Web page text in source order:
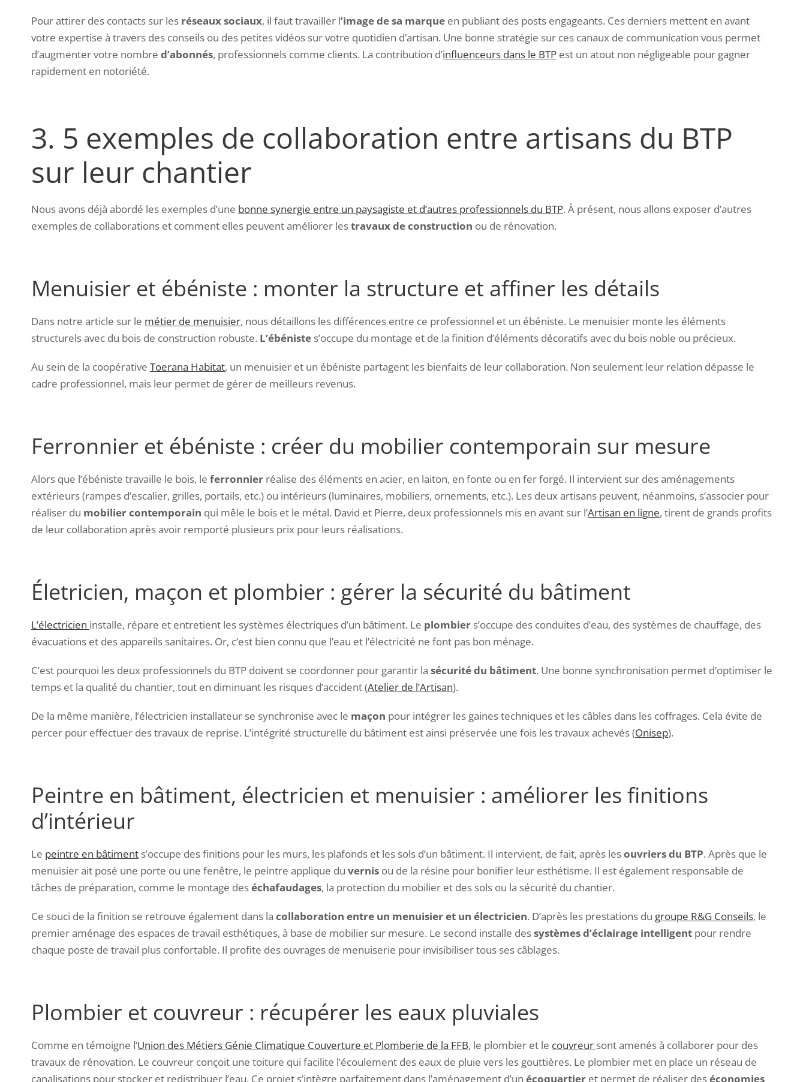
Pour attirer des contacts sur les réseaux sociaux, il faut travailler l’image de sa marque en publiant des posts engageants. Ces derniers mettent en avant
votre expertise à travers des conseils ou des petites vidéos sur votre quotidien d’artisan. Une bonne stratégie sur ces canaux de communication vous permet
d’augmenter votre nombre d’abonnés, professionnels comme clients. La contribution d’influenceurs dans le BTP est un atout non négligeable pour gagner
rapidement en notoriété.
3. 5 exemples de collaboration entre artisans du BTP
sur leur chantier
Nous avons déjà abordé les exemples d’une bonne synergie entre un paysagiste et d’autres professionnels du BTP. À présent, nous allons exposer d’autres
exemples de collaborations et comment elles peuvent améliorer lestravaux de construction ou de rénovation.
Menuisier et ébéniste : monter la structure et affiner les détails
Dans notre article sur le métier de menuisier, nous détaillons les différences entre ce professionnel et un ébéniste. Le menuisier monte les éléments
structurels avec du bois de construction robuste. L’ébéniste s’occupe du montage et de la finition d’éléments décoratifs avec du bois noble ou précieux.
Au sein de la coopérative Toerana Habitat, un menuisier et un ébéniste partagent les bienfaits de leur collaboration. Non seulement leur relation dépasse le
cadre professionnel, mais leur permet de gérer de meilleurs revenus.
Ferronnier et ébéniste : créer du mobilier contemporain sur mesure
Alors que l’ébéniste travaille le bois, le ferronnier réalise des éléments en acier, en laiton, en fonte ou en fer forgé. Il intervient sur des aménagements
extérieurs (rampes d’escalier, grilles, portails, etc.) ou intérieurs (luminaires, mobiliers, ornements, etc.). Les deux artisans peuvent, néanmoins, s’associer pour
réaliser du mobilier contemporain qui mêle le bois et le métal. David et Pierre, deux professionnels mis en avant sur l’Artisan en ligne, tirent de grands profits
de leur collaboration après avoir remporté plusieurs prix pour leurs réalisations.
Életricien, maçon et plombier : gérer la sécurité du bâtiment
L’électricien installe, répare et entretient les systèmes électriques d’un bâtiment. Le plombier s’occupe des conduites d’eau, des systèmes de chauffage, des
évacuations et des appareils sanitaires. Or, c’est bien connu que l’eau et l’électricité ne font pas bon ménage.
C’est pourquoi les deux professionnels du BTP doivent se coordonner pour garantir la sécurité du bâtiment. Une bonne synchronisation permet d’optimiser le
temps et la qualité du chantier, tout en diminuant les risques d’accident (Atelier de l’Artisan).
De la même manière, l’électricien installateur se synchronise avec le maçon pour intégrer les gaines techniques et les câbles dans les coffrages. Cela évite de
percer pour effectuer des travaux de reprise. L’intégrité structurelle du bâtiment est ainsi préservée une fois les travaux achevés (Onisep).
Peintre en bâtiment, électricien et menuisier : améliorer les finitions
d’intérieur
Le peintre en bâtiment s’occupe des finitions pour les murs, les plafonds et les sols d’un bâtiment. Il intervient, de fait, après lesouvriers du BTP. Après que le
menuisier ait posé une porte ou une fenêtre, le peintre applique du vernis ou de la résine pour bonifier leur esthétisme. Il est également responsable de
tâches de préparation, comme le montage deséchafaudages, la protection du mobilier et des sols ou la sécurité du chantier.
Ce souci de la finition se retrouve également dans la collaboration entre un menuisier et un électricien. D’après les prestations du groupe R&G Conseils, le
premier aménage des espaces de travail esthétiques, à base de mobilier sur mesure. Le second installe dessystèmes d’éclairage intelligent pour rendre
chaque poste de travail plus confortable. Il profite des ouvrages de menuiserie pour invisibiliser tous ses câblages.
Plombier et couvreur : récupérer les eaux pluviales
Comme en témoigne l’Union des Métiers Génie Climatique Couverture et Plomberie de la FFB, le plombier et le couvreur sont amenés à collaborer pour des
travaux de rénovation. Le couvreur conçoit une toiture qui facilite l’écoulement des eaux de pluie vers les gouttières. Le plombier met en place un réseau de
canalisations pour stocker et redistribuer l’eau. Ce projet s’intègre parfaitement dans l’aménagement d’un écoquartier et permet de réaliser deséconomies